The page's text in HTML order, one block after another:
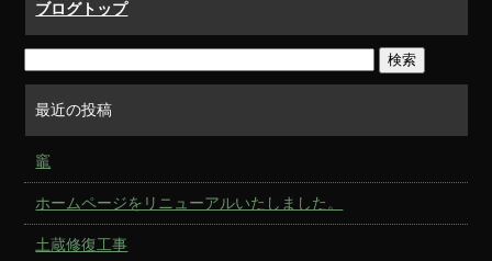
ブログトップ
最近の投稿
竈
ホームページをリニューアルいたしました。
土蔵修復工事